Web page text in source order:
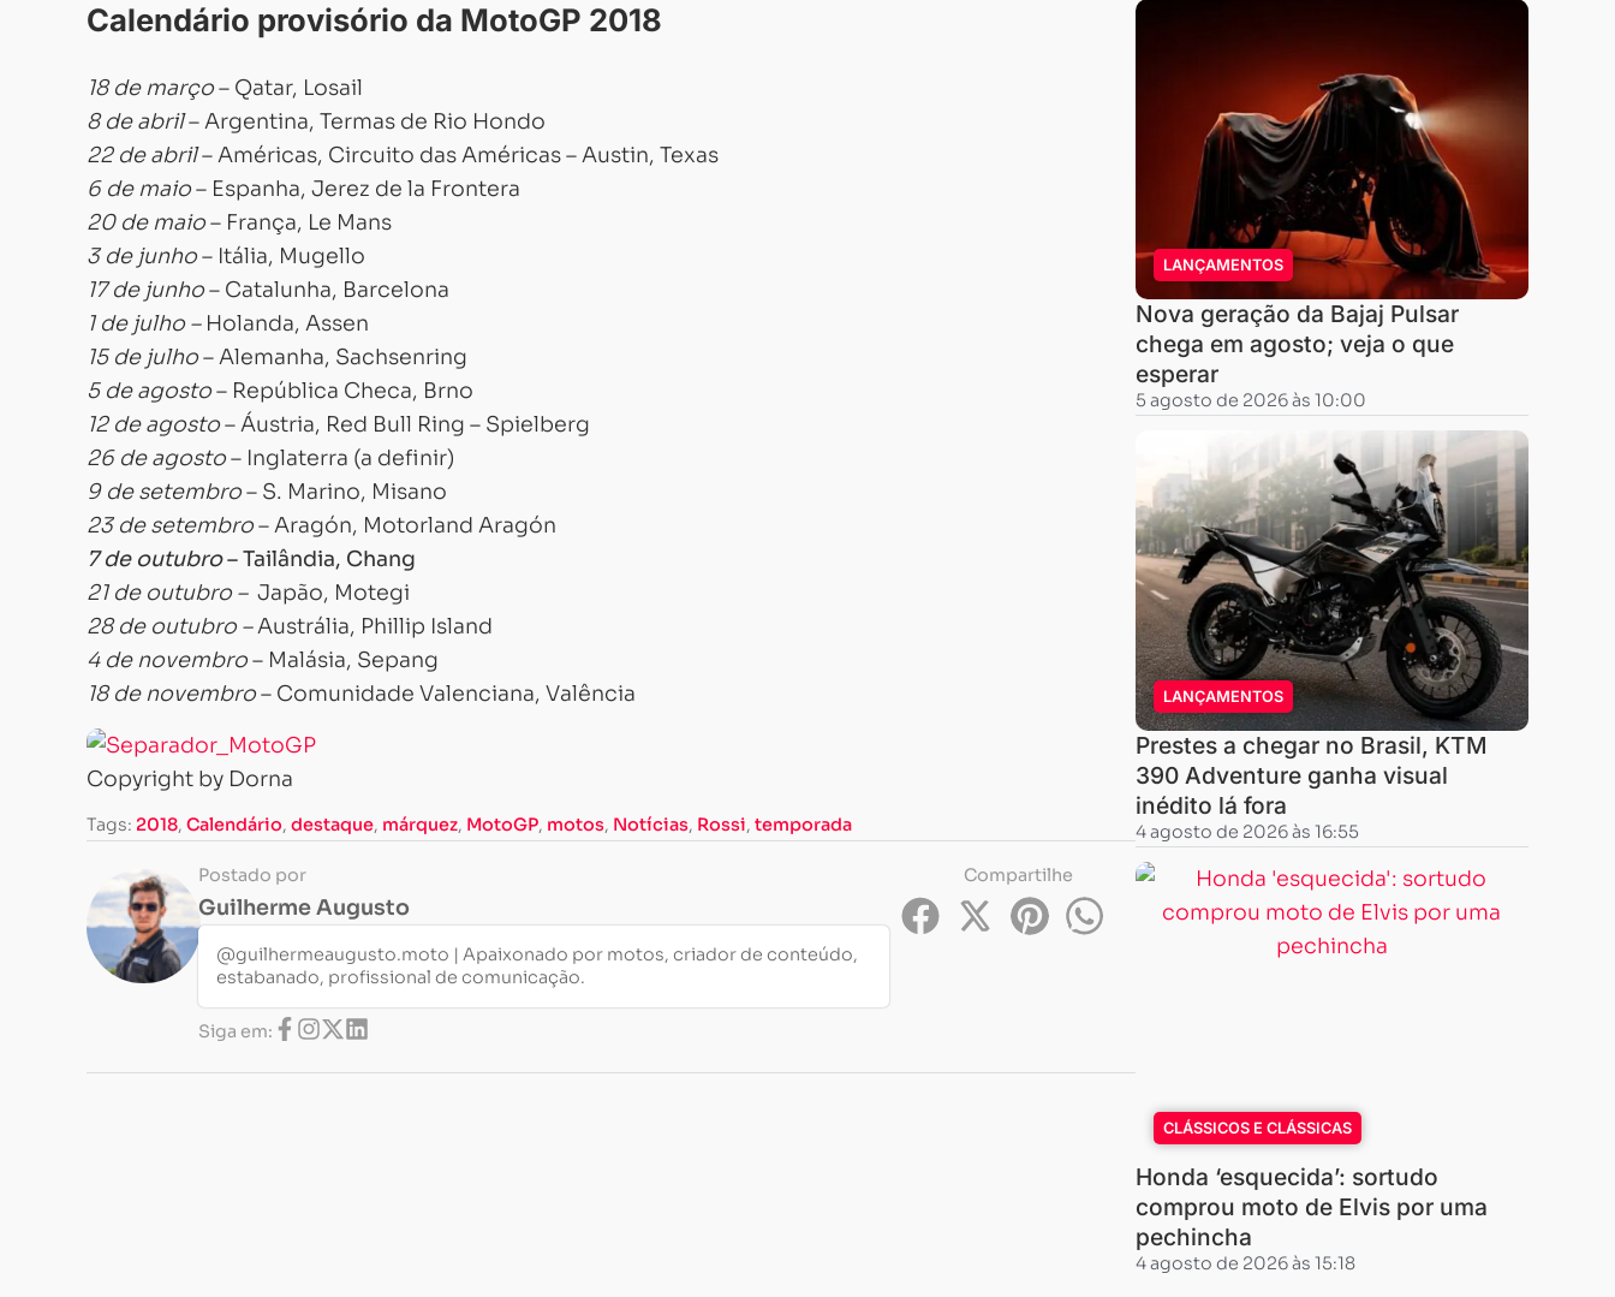
Calendário provisório da MotoGP 2018
18 de março– Qatar, Losail
8 de abril– Argentina, Termas de Rio Hondo
22 de abril– Américas, Circuito das Américas – Austin, Texas
6 de maio– Espanha, Jerez de la Frontera
20 de maio– França, Le Mans
3 de junho– Itália, Mugello
17 de junho– Catalunha, Barcelona
1 de julho –Holanda, Assen
15 de julho– Alemanha, Sachsenring
5 de agosto– República Checa, Brno
12 de agosto– Áustria, Red Bull Ring – Spielberg
26 de agosto– Inglaterra (a definir)
9 de setembro– S. Marino, Misano
23 de setembro– Aragón, Motorland Aragón
7 de outubro– Tailândia, Chang
21 de outubro –Japão, Motegi
28 de outubro –Austrália, Phillip Island
4 de novembro– Malásia, Sepang
18 de novembro– Comunidade Valenciana, Valência
Copyright by Dorna
Tags: 2018, Calendário, destaque, márquez, MotoGP, motos, Notícias, Rossi, temporada
Postado por
Guilherme Augusto
@guilhermeaugusto.moto | Apaixonado por motos, criador de conteúdo,
estabanado, profissional de comunicação.
Siga em:
Compartilhe
LANÇAMENTOS
Nova geração da Bajaj Pulsar
chega em agosto; veja o que
esperar
5 agosto de 2026 às 10:00
LANÇAMENTOS
Prestes a chegar no Brasil, KTM
390 Adventure ganha visual
inédito lá fora
4 agosto de 2026 às 16:55
CLÁSSICOS E CLÁSSICAS
Honda ‘esquecida’: sortudo
comprou moto de Elvis por uma
pechincha
4 agosto de 2026 às 15:18